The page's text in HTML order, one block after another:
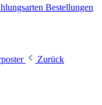
Bestellungen
Zurück